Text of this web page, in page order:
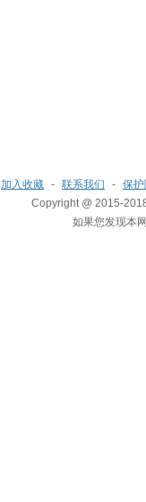
加入收藏 - 联系我们 - 保
Copyright @ 2015-
如果您发现本